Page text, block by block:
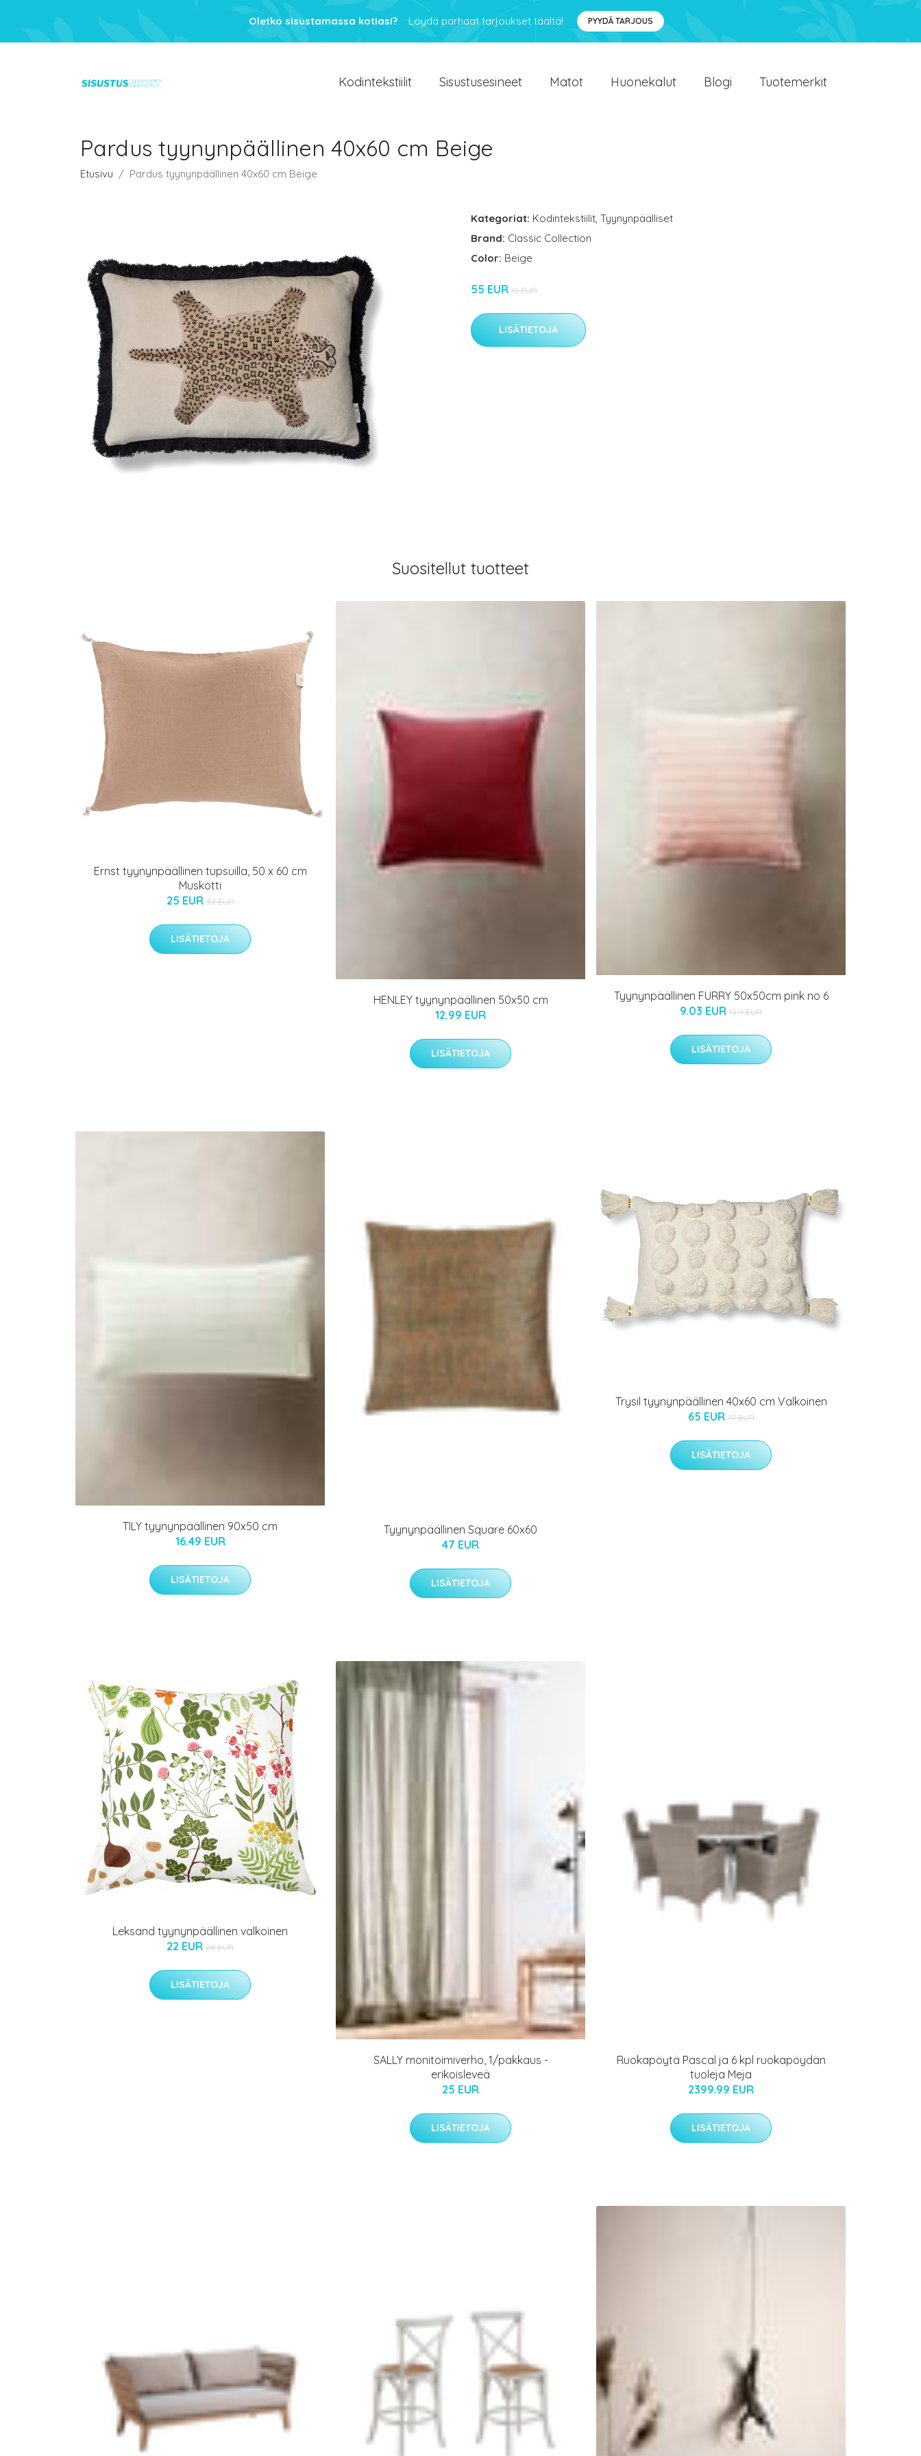
Oletko sisustamassa kotiasi? Löydä parhaat tarjoukset täältä! PYYDÄ TARJOUS
Kodintekstiilit Sisustusesineet Matot Huonekalut Blogi Tuotemerkit
Pardus tyynynpäällinen 40x60 cm Beige
Etusivu Pardus tyynynpäällinen 40x60 cm Beige
Kategoriat: Kodintekstiilit, Tyynynpäälliset
Brand: Classic Collection
Color: Beige
55 EUR 61 EUR
LISÄTIETOJA
Suositellut tuotteet
Ernst tyynynpäällinen tupsuilla, 50 x 60 cm
Muskotti
25 EUR 32 EUR
LISÄTIETOJA
HENLEY tyynynpäällinen 50x50 cm
12.99 EUR
LISÄTIETOJA
Tyynynpäällinen FURRY 50x50cm pink no 6
9.03 EUR 12.9 EUR
LISÄTIETOJA
TILY tyynynpäällinen 90x50 cm
16.49 EUR
LISÄTIETOJA
Tyynynpäällinen Square 60x60
47 EUR
LISÄTIETOJA
Trysil tyynynpäällinen 40x60 cm Valkoinen
65 EUR 77 EUR
LISÄTIETOJA
Leksand tyynynpäällinen valkoinen
22 EUR 28 EUR
LISÄTIETOJA
SALLY monitoimiverho, 1/pakkaus -
erikoisleveä
25 EUR
LISÄTIETOJA
Ruokapöytä Pascal ja 6 kpl ruokapöydän
tuoleja Meja
2399.99 EUR
LISÄTIETOJA